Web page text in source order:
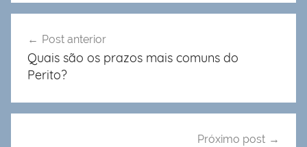
de
Post
Post anterior
Quais são os prazos mais comuns do
Perito?
Próximo post